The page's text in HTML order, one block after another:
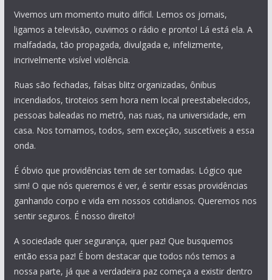
Vivemos um momento muito difícil. Lemos os jornais,
ligamos a televisão, ouvimos o rádio e pronto! Lá está ela. A
malfadada, tão propagada, divulgada e, infelizmente,
incrivelmente visível violência.
Ruas são fechadas, falsas blitz organizadas, ônibus
incendiados, tiroteios sem hora nem local preestabelecidos,
pessoas baleadas no metrô, nas ruas, na universidade, em
casa. Nos tornamos, todos, sem exceção, suscetíveis a essa
onda.
É óbvio que providências tem de ser tomadas. Lógico que
sim! O que nós queremos é ver, é sentir essas providências
ganhando corpo e vida em nossos cotidianos. Queremos nos
sentir seguros. É nosso direito!
A sociedade quer segurança, quer paz! Que busquemos
então essa paz! É bom destacar que todos nós temos a
nossa parte, já que a verdadeira paz começa a existir dentro